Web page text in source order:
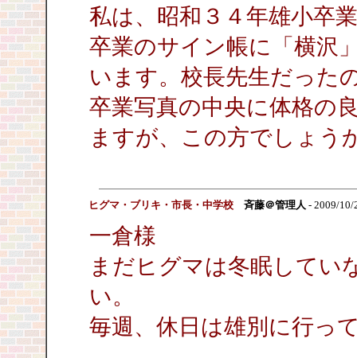
私は、昭和３４年雄小卒
卒業のサイン帳に「横沢
います。校長先生だった
卒業写真の中央に体格の
ますが、この方でしょう
ヒグマ・ブリキ・市長・中学校 斉藤＠管理人 - 2009/
一倉様
まだヒグマは冬眠してい
い。
毎週、休日は雄別に行っ